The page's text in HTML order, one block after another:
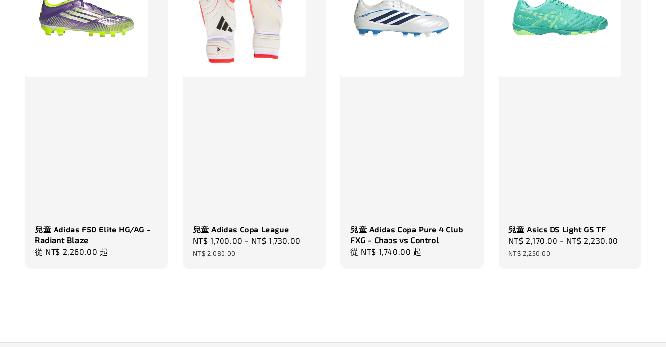
兒童 Adidas F50 Elite HG/AG -
Radiant Blaze
Regular
從 NT$ 2,260.00 起
兒童 Adidas Copa League
Sale
price
NT$ 1,700.00 - NT$ 1,730.00
NT$ 2,080.00
兒童 Adidas Copa Pure 4 Club
FXG - Chaos vs Control
Regular
從 NT$ 1,740.00 起
兒童 Asics DS Light GS TF
Sale
price
NT$ 2,170.00 - NT$ 2,230.00
NT$ 2,250.00